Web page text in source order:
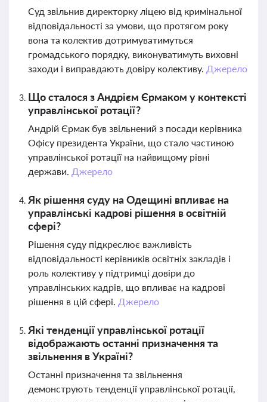
Суд звільнив директорку ліцею від кримінальної
відповідальності за умови, що протягом року
вона та колектив дотримуватимуться
громадського порядку, виконуватимуть виховні
заходи і виправдають довіру колективу. Джерело
Що сталося з Андрієм Єрмаком у контексті
управлінської ротації?
Андрій Єрмак був звільнений з посади керівника
Офісу президента України, що стало частиною
управлінської ротації на найвищому рівні
держави. Джерело
Як рішення суду на Одещині впливає на
управлінські кадрові рішення в освітній
сфері?
Рішення суду підкреслює важливість
відповідальності керівників освітніх закладів і
роль колективу у підтримці довіри до
управлінських кадрів, що впливає на кадрові
рішення в цій сфері. Джерело
Які тенденції управлінської ротації
відображають останні призначення та
звільнення в Україні?
Останні призначення та звільнення
демонструють тенденції управлінської ротації,